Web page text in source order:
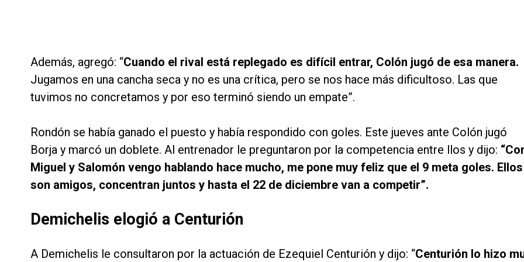
Además, agregó: “Cuando el rival está replegado es difícil entrar, Colón jugó de esa manera.
Jugamos en una cancha seca y no es una crítica, pero se nos hace más dificultoso. Las que
tuvimos no concretamos y por eso terminó siendo un empate”.
Rondón se había ganado el puesto y había respondido con goles. Este jueves ante Colón jugó
Borja y marcó un doblete. Al entrenador le preguntaron por la competencia entre llos y dijo:
Miguel y Salomón vengo hablando hace mucho, me pone muy feliz que el 9 meta goles. Ellos
son amigos, concentran juntos y hasta el 22 de diciembre van a competir”.
Demichelis elogió a Centurión
A Demichelis le consultaron por la actuación de Ezequiel Centurión y dijo: “Centurión lo hizo